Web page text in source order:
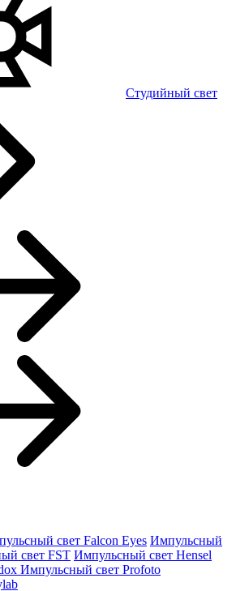
Студийный свет
свет Falcon Eyes Импульсный
свет FST Импульсный свет Hensel
Импульсный свет Profoto